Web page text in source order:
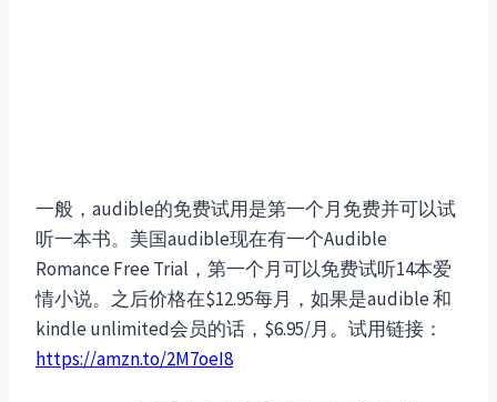
一般，audible的免费试用是第一个月免费并可以试
听一本书。美国audible现在有一个Audible
Romance Free Trial，第一个月可以免费试听14本爱
情小说。之后价格在$12.95每月，如果是audible 和
kindle unlimited会员的话，$6.95/月。试用链接：
https://amzn.to/2M7oeI8